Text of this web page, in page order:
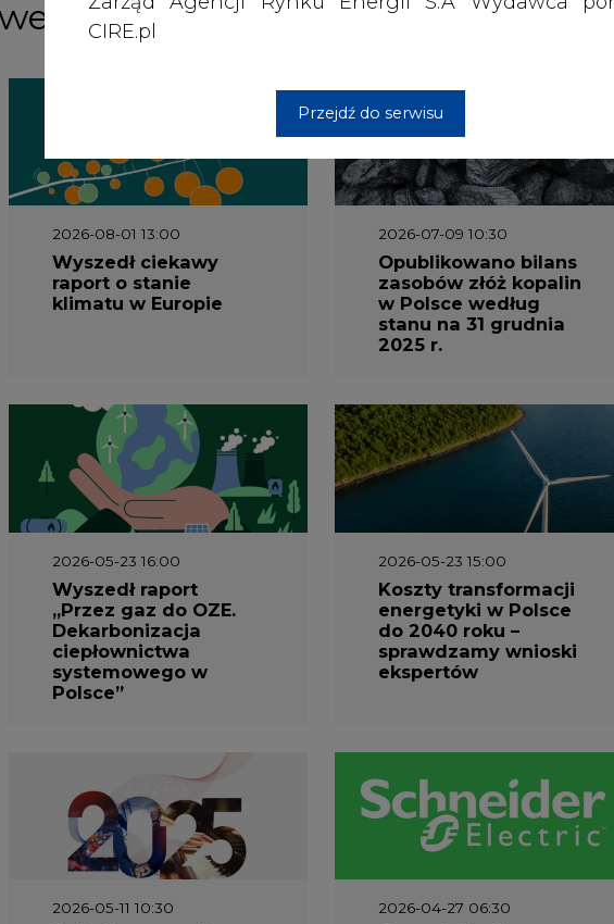
CIRE.pl
Przejdź do serwisu
wszystkie artykuły
2026-08-01 13:00
Wyszedł ciekawy
raport o stanie
klimatu w Europie
2026-07-09 10:30
Opublikowano bilans
zasobów złóż kopalin
w Polsce według
stanu na 31 grudnia
2025 r.
2026-05-23 16:00
Wyszedł raport
„Przez gaz do OZE.
Dekarbonizacja
ciepłownictwa
systemowego w
Polsce”
2026-05-23 15:00
Koszty transformacji
energetyki w Polsce
do 2040 roku –
sprawdzamy wnioski
ekspertów
2026-05-11 10:30 2026-04-27 06:30